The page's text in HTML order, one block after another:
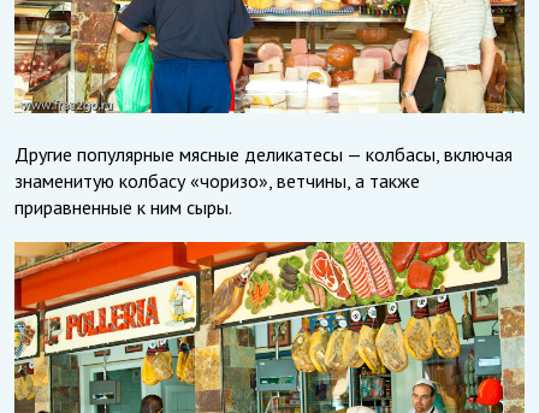
Другие популярные мясные деликатесы — колбасы, включая
знаменитую колбасу «чоризо», ветчины, а также
приравненные к ним сыры.